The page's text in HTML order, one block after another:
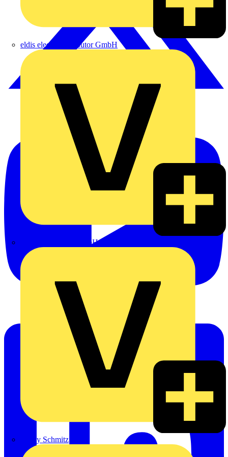
eldis electro distributor GmbH
Emil Löffelhardt GmbH & Co. KG
Hardy Schmitz